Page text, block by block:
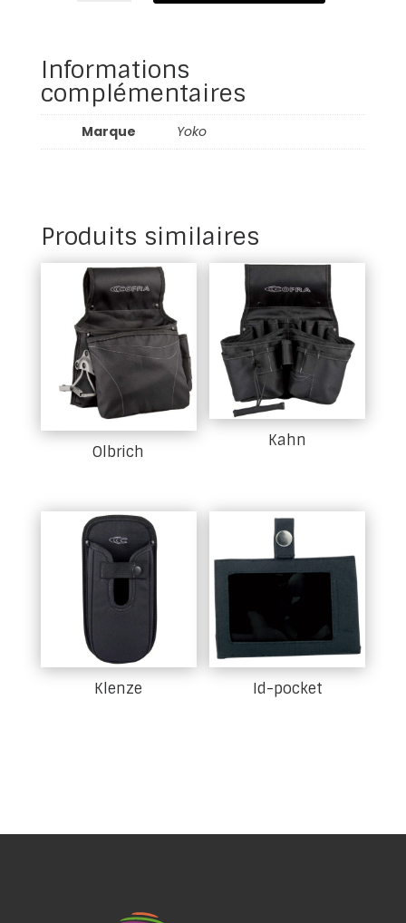
pocket
(sell
pack
of
Informations
complémentaires
Marque Yoko
Produits similaires
Olbrich
Kahn
Klenze Id-pocket